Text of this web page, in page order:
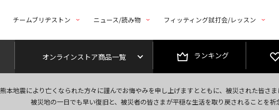
チームブリヂストン ニュース/読み物 フィッティング試打会/レッスン
オンラインストア商品一覧 ランキング
本地震により亡くなられた方々に謹んでお悔やみを申し上げますとともに、被災された皆さま
被災地の一日でも早い復旧と、被災者の皆さまが平穏な生活を取り戻されることを祈
今なら新規会員登録で1,000円OFFクーポンプレゼント！
＜商品配送に関するお知らせ＞